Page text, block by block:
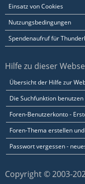
Einsatz von Cookies
Nutzungsbedingungen
Spendenaufruf für
Hilfe zu dieser
Übersicht der Hilfe zur
Die Suchfunktion benutzen
Foren-Benutzerkonto -
Foren-Thema erstellen
Passwort vergessen -
Copyright © 2003-